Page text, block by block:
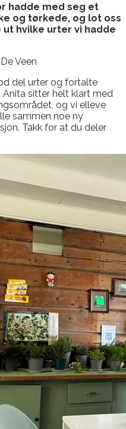
hadde med seg et
og tørkede, og lot oss
hvilke urter vi hadde
Veen
del urter og fortalte
sitter helt klart med
og vi elleve
sammen noe ny
Takk for at du deler